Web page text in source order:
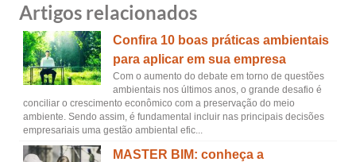
Artigos relacionados
Confira 10 boas práticas ambientais
para aplicar em sua empresa
Com o aumento do debate em torno de questões
ambientais nos últimos anos, o grande desafio é
conciliar o crescimento econômico com a preservação do meio
ambiente. Sendo assim, é fundamental incluir nas principais decisões
empresariais uma gestão ambiental efic...
MASTER BIM: conheça a